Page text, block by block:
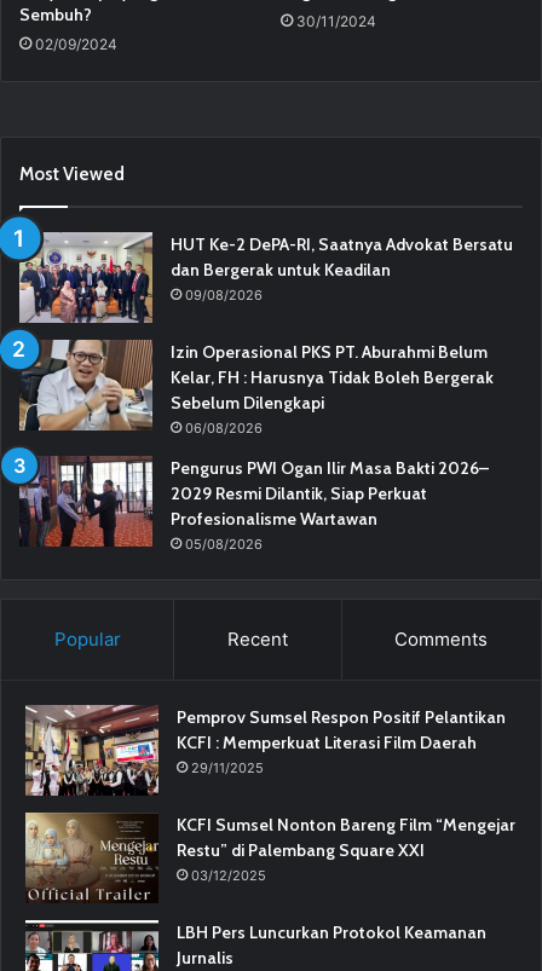
Sembuh?
02/09/2024
30/11/2024
Most Viewed
HUT Ke-2 DePA-RI, Saatnya Advokat Bersatu
dan Bergerak untuk Keadilan
09/08/2026
Izin Operasional PKS PT. Aburahmi Belum
Kelar, FH : Harusnya Tidak Boleh Bergerak
Sebelum Dilengkapi
06/08/2026
Pengurus PWI Ogan Ilir Masa Bakti 2026–
2029 Resmi Dilantik, Siap Perkuat
Profesionalisme Wartawan
05/08/2026
Popular Recent Comments
Pemprov Sumsel Respon Positif Pelantikan
KCFI : Memperkuat Literasi Film Daerah
29/11/2025
KCFI Sumsel Nonton Bareng Film “Mengejar
Restu” di Palembang Square XXI
03/12/2025
LBH Pers Luncurkan Protokol Keamanan
Jurnalis